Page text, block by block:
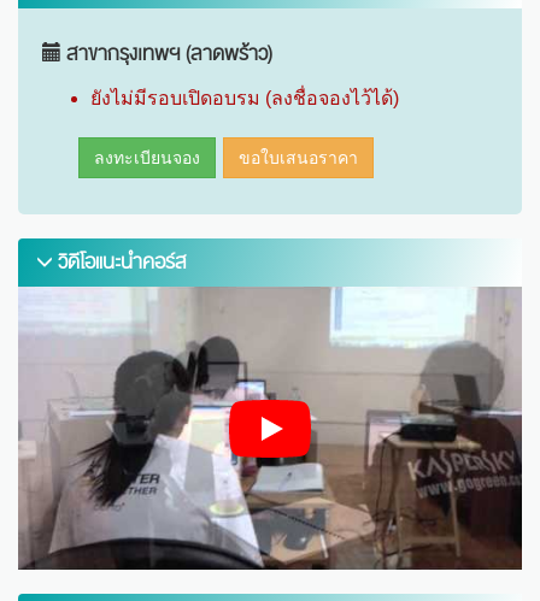
สาขากรุงเทพฯ (ลาดพร้าว)
ยังไม่มีรอบเปิดอบรม (ลงชื่อจองไว้ได้)
ลงทะเบียนจอง ขอใบเสนอราคา
วิดีโอแนะนำคอร์ส